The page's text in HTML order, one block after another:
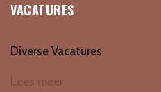
VACATURES
Diverse Vacatures
Lees meer